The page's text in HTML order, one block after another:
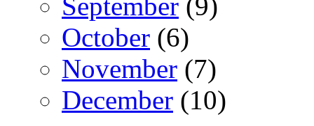
October (6)
November (7)
December (10)